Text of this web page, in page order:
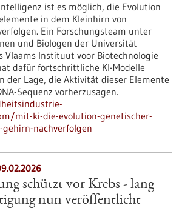
ist es möglich, die Evolution
in dem Kleinhirn von
Ein Forschungsteam unter
und Biologen der Universität
Vlaams Instituut voor Biotechnologie
dafür fortschrittliche KI-Modelle
der Lage, die Aktivität dieser Elemente
Sequenz vorherzusagen.
mit-ki-die-evolution-genetischer-
nachverfolgen
schützt vor Krebs - lang
nun veröffentlicht